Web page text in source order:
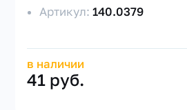
Артикул:140.0379
в наличии
41 руб.